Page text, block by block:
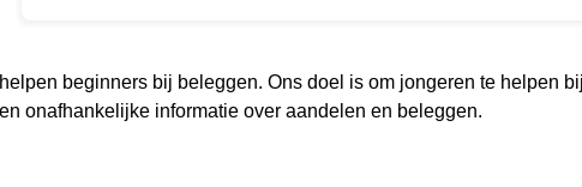
beginners bij beleggen. Ons doel is om jongeren te helpen
onafhankelijke informatie over aandelen en beleggen.